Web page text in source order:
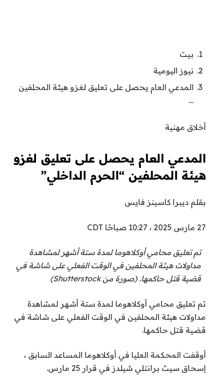
بيت
نيوز اليومية
المدعي العام يحصل على تعليق لغزو هيئة المحلفين
…
أخلاق مهنية
المدعي العام يحصل على تعليق لغزو
هيئة المحلفين “الحرم الداخلي”
بقلم ديبرا كاسينز فايس
27 مارس 2025 ، 10:27 صباحًا CDT
تم تعليق محامي أوكلاهوما لمدة ستة أشهر لمشاهدة
مداولات هيئة المحلفين في الوقت الفعلي على شاشة في
قضية قتل حاكمها. (صورة من Shutterstock)
تم تعليق محامي أوكلاهوما لمدة ستة أشهر لمشاهدة
مداولات هيئة المحلفين في الوقت الفعلي على شاشة في
قضية قتل حاكمها.
أوقفت المحكمة العليا في أوكلاهوما المساعد السابق ،
إسحاق سيث برانتلي شيلدز في قرار 25 مارس.